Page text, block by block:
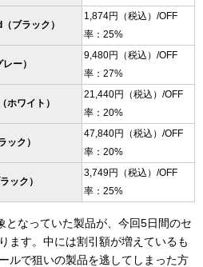
ブラック）
1,874円（税込）/OFF
率：25%
ー）
9,480円（税込）/OFF
率：27%
ワイト）
21,440円（税込）/OFF
率：20%
ック）
47,840円（税込）/OFF
率：20%
ック）
3,749円（税込）/OFF
率：25%
となっていた製品が、今回5日間のセ
ます。中には割引額が増えているも
ルで狙いの製品を逃してしまった方